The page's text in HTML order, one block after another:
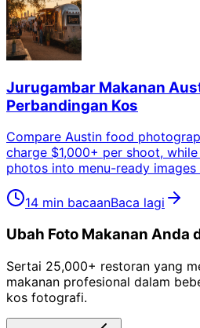
Jurugambar Makanan
Perbandingan Kos
Compare Austin food
charge $1,000+ per shoot,
photos into menu-ready
14 min bacaanBaca lagi
Ubah Foto Makanan Anda
Sertai 25,000+ restoran yang
makanan profesional dalam
kos fotografi.